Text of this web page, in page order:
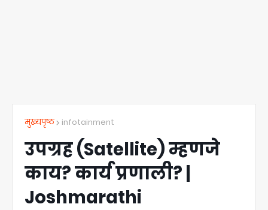
मुख्यपृष्ठ infotainment
उपग्रह (Satellite) म्हणजे
काय? कार्य प्रणाली? |
Joshmarathi